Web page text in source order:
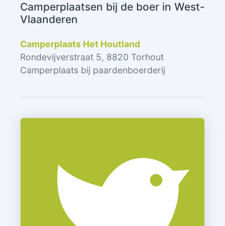
Camperplaatsen bij de boer in West-
Vlaanderen
Camperplaats Het Houtland
Rondevijverstraat 5, 8820 Torhout
Camperplaats bij paardenboerderij